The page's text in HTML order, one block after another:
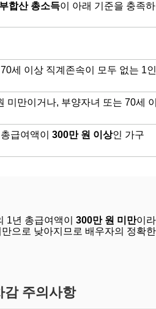
합산 총소득이 아래 기준을 충족
세 이상 직계존속이 모두 없는 1
미만이거나, 부양자녀 또는 70세
급여액이 300만 원 이상인 가구
1년 총급여액이 300만 원 미만이
으로 낮아지므로 배우자의 정확
감 주의사항